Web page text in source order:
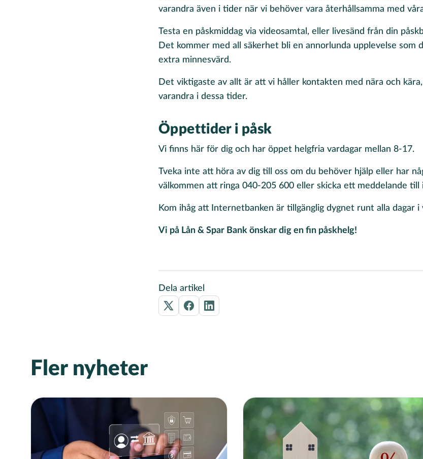
varandra även i tider när vi behöver vara återhållsamma med
Testa en påskmiddag via videosamtal, eller livesänd från din
Det kommer med all säkerhet bli en annorlunda upplevelse som
extra minnesvärd.
Det viktigaste av allt är att vi håller kontakten med nära och
varandra i dessa tider.
Öppettider i påsk
Vi finns här för dig och har öppet helgfria vardagar mellan 8-17.
Tveka inte att höra av dig till oss om du behöver hjälp eller har
välkommen att ringa 040-205 600 eller skicka ett meddelande till
Kom ihåg att Internetbanken är tillgänglig dygnet runt alla dagar i
Vi på Lån & Spar Bank önskar dig en fin påskhelg!
Dela artikel
Fler nyheter